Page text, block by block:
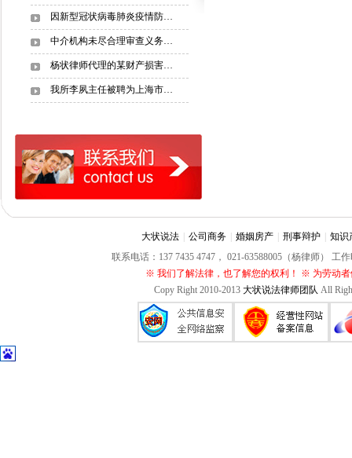
因新型冠状病毒肺炎疫情防…
中介机构未尽合理审查义务…
杨状律师代理的某财产损害…
我所李夙主任被聘为上海市…
大状说法 公司商务 婚姻房产 刑事辩护
知识
联系电话：137 7435 4747， 021-63588005（杨律师） 工
※ 我们了解法律，也了解您的权利！ ※ 为劳动
Copy Right 2010-2013 大状说法律师团队 All